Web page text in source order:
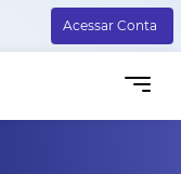
Acessar Conta